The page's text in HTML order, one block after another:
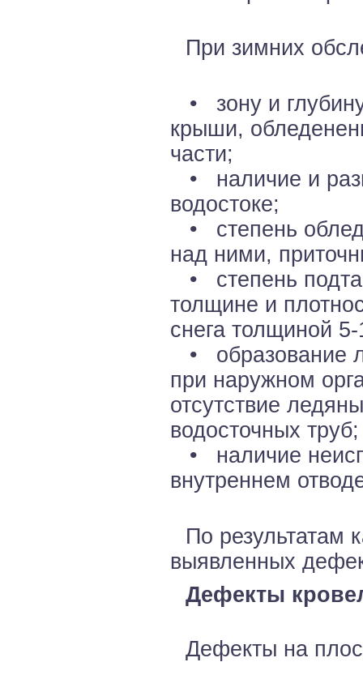
При зимних
• зону и
крыши,
части;
• наличие и
водостоке;
• степень
над ними,
• степень
толщине и
снега толщиной
• образование
при наружном
отсутствие
водосточных труб;
• наличие
внутреннем
По результатам
выявленных
Дефекты
Дефекты на